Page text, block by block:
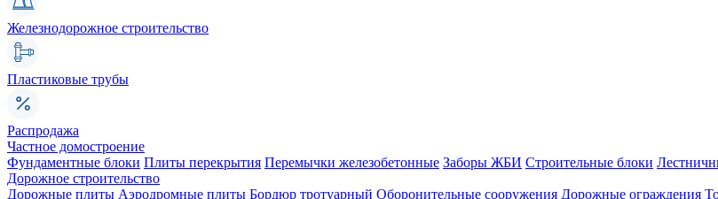
Железнодорожное строительство
Пластиковые трубы
Распродажа
Частное домостроение
Фундаментные блоки Плиты перекрытия Перемычки железобетонные Заборы ЖБИ Строительные блоки
Дорожное строительство
Дорожные плиты Аэродромные плиты Бордюр тротуарный Оборонительные сооружения Дорожные ограждения